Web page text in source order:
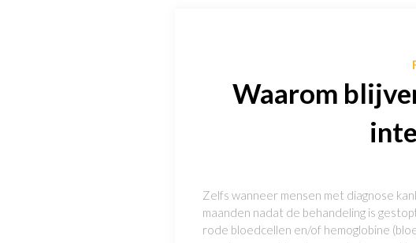
Waarom
Zelfs wanneer mensen met diagnose
maanden nadat de behandeling is
rode bloedcellen en/of hemoglobine